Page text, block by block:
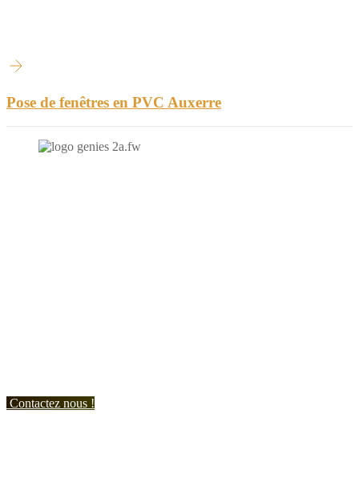
Pose de fenêtres en PVC Auxerre
Contactez nous !